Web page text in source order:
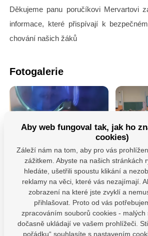
Děkujeme panu poručíkovi Mervartovi
informace, které přispívají k
chování našich žáků
Fotogalerie
Máte dotazy?
Aby web fungoval tak, jak ho
cookies)
Záleží nám na tom, aby pro vás
zážitkem. Abyste na našich stránkách
hledáte, ušetřili spoustu klikání a
reklamy na věci, které vás nezajímají.
zobrazení na které jste zvyklí a
přihlašovat. Proto od vás
zpracováním souborů cookies - malých
dočasně ukládají ve vašem prohlížeči.
pořádku“ souhlasíte s nastavením